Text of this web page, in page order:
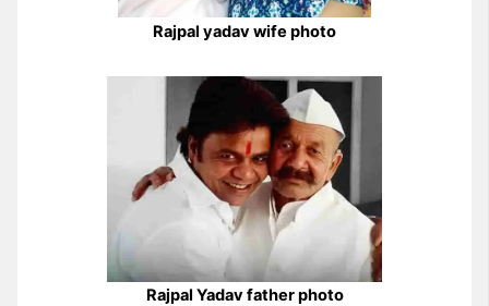
Rajpal yadav wife photo
Rajpal Yadav father photo